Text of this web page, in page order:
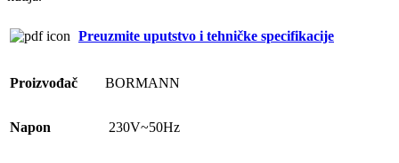
Preuzmite uputstvo i tehničke specifikacije
Proizvođač BORMANN
Napon 230V~50Hz